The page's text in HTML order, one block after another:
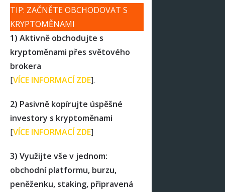
TIP: ZAČNĚTE OBCHODOVAT S
KRYPTOMĚNAMI
1) Aktivně obchodujte s
kryptoměnami přes světového
brokera
[VÍCE INFORMACÍ ZDE].
2) Pasivně kopírujte úspěšné
investory s kryptoměnami
[VÍCE INFORMACÍ ZDE]
3) Využijte vše v jednom:
obchodní platformu, burzu,
peněženku, staking, připravená